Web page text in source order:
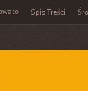
Spis Treści